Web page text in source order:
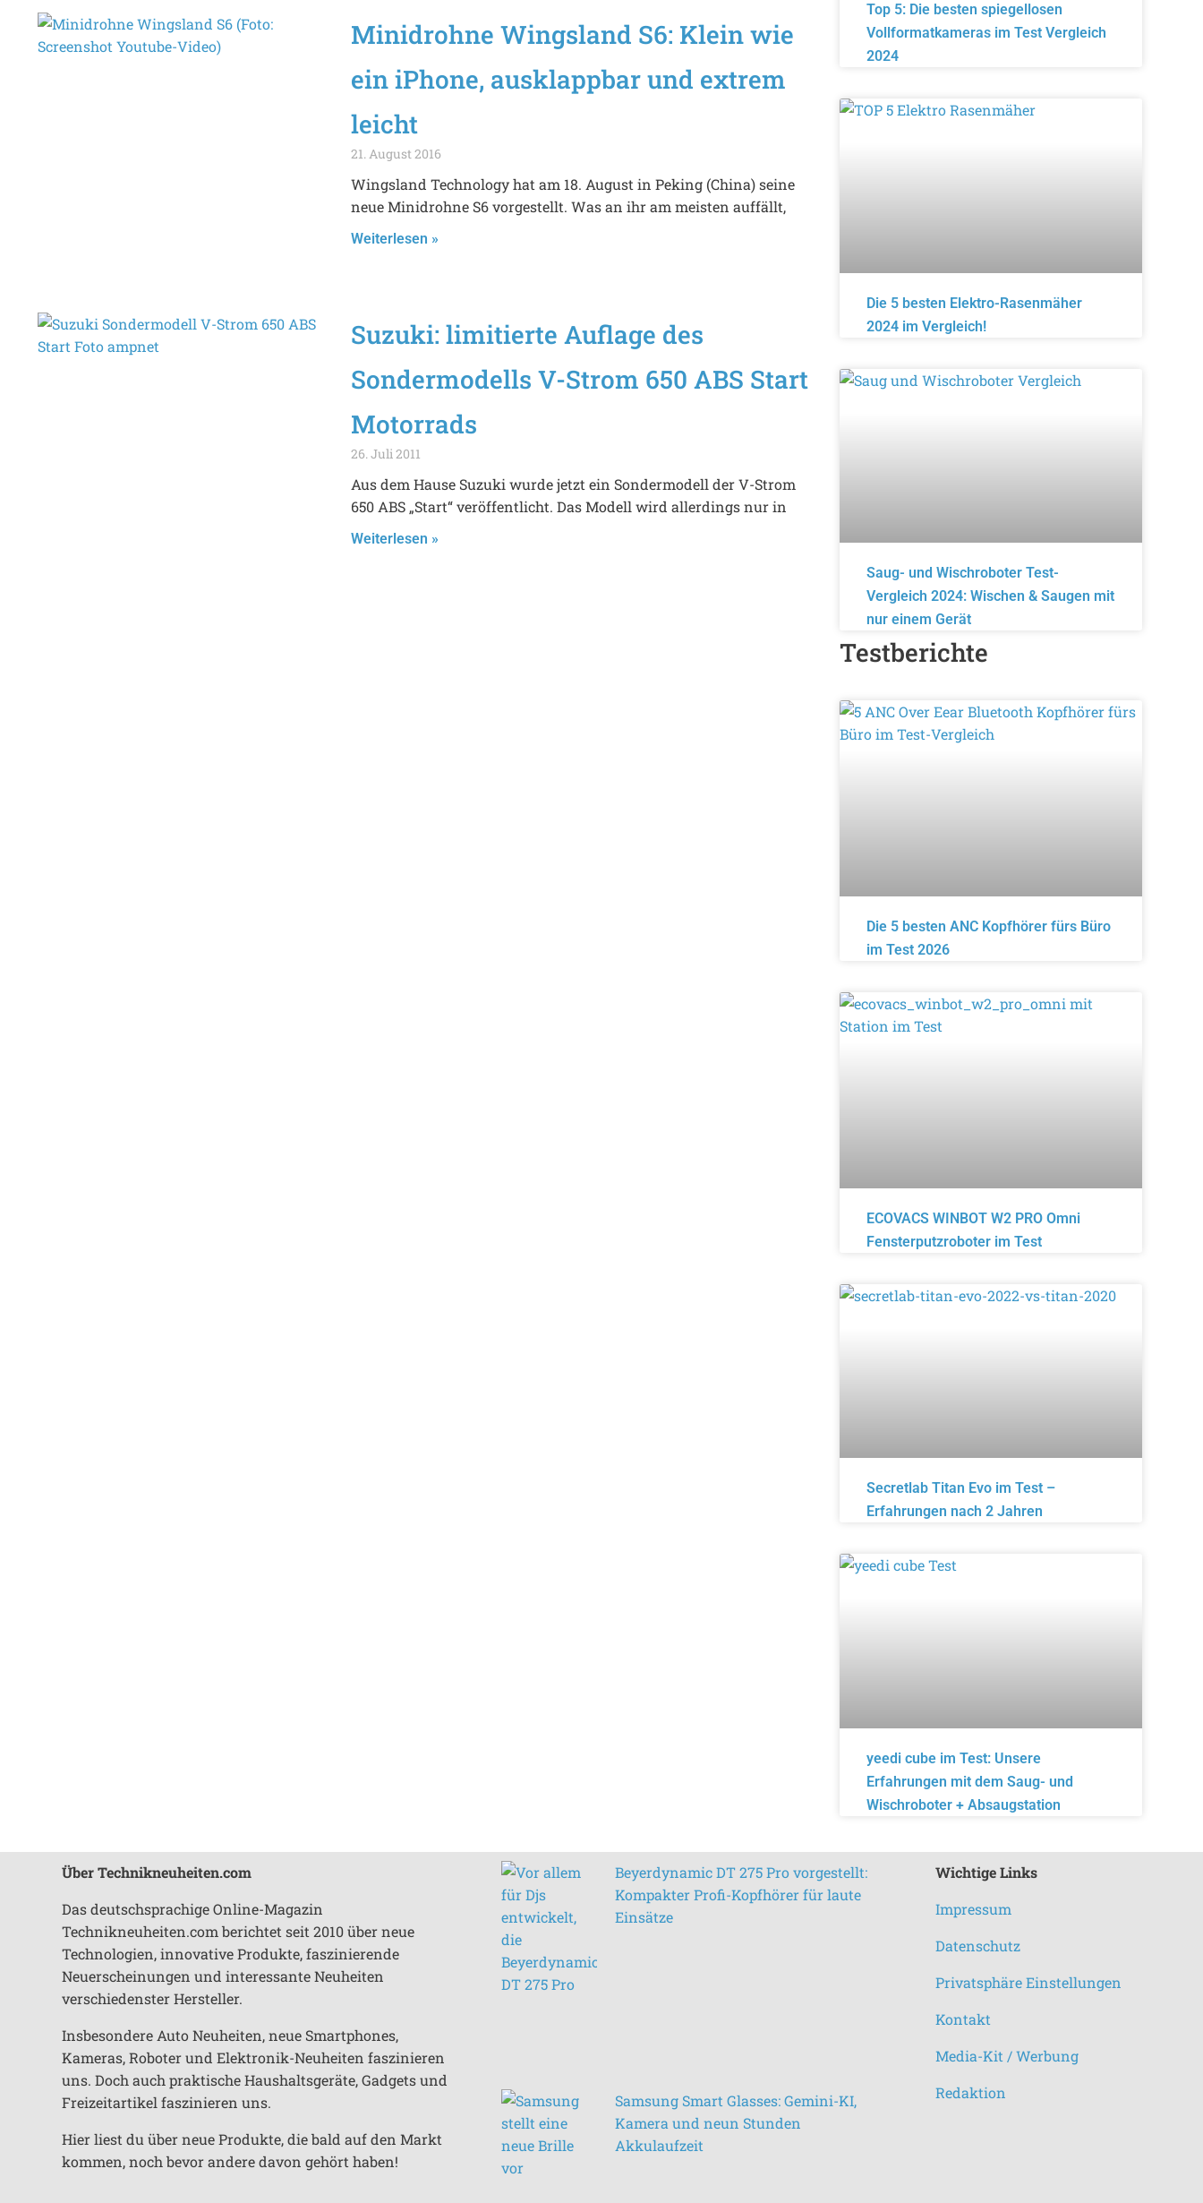
Minidrohne Wingsland S6: Klein wie
ein iPhone, ausklappbar und extrem
leicht
21. August 2016
Wingsland Technology hat am 18. August in Peking (China) seine
neue Minidrohne S6 vorgestellt. Was an ihr am meisten auffällt,
Weiterlesen »
Suzuki: limitierte Auflage des
Sondermodells V-Strom 650 ABS Start
Motorrads
26. Juli 2011
Aus dem Hause Suzuki wurde jetzt ein Sondermodell der V-Strom
650 ABS „Start“ veröffentlicht. Das Modell wird allerdings nur in
Weiterlesen »
Top 5: Die besten spiegellosen
Vollformatkameras im Test Vergleich
2024
Die 5 besten Elektro-Rasenmäher
2024 im Vergleich!
Saug- und Wischroboter Test-
Vergleich 2024: Wischen & Saugen mit
nur einem Gerät
Testberichte
Die 5 besten ANC Kopfhörer fürs Büro
im Test 2026
ECOVACS WINBOT W2 PRO Omni
Fensterputzroboter im Test
Secretlab Titan Evo im Test –
Erfahrungen nach 2 Jahren
yeedi cube im Test: Unsere
Erfahrungen mit dem Saug- und
Wischroboter + Absaugstation
Über Technikneuheiten.com
Das deutschsprachige Online-Magazin
Technikneuheiten.com berichtet seit 2010 über neue
Technologien, innovative Produkte, faszinierende
Neuerscheinungen und interessante Neuheiten
verschiedenster Hersteller.
Insbesondere Auto Neuheiten, neue Smartphones,
Kameras, Roboter und Elektronik-Neuheiten faszinieren
uns. Doch auch praktische Haushaltsgeräte, Gadgets und
Freizeitartikel faszinieren uns.
Hier liest du über neue Produkte, die bald auf den Markt
kommen, noch bevor andere davon gehört haben!
Beyerdynamic DT 275 Pro vorgestellt:
Kompakter Profi-Kopfhörer für laute
Einsätze
Samsung Smart Glasses: Gemini-KI,
Kamera und neun Stunden
Akkulaufzeit
Wichtige Links
Impressum
Datenschutz
Privatsphäre Einstellungen
Kontakt
Media-Kit / Werbung
Redaktion